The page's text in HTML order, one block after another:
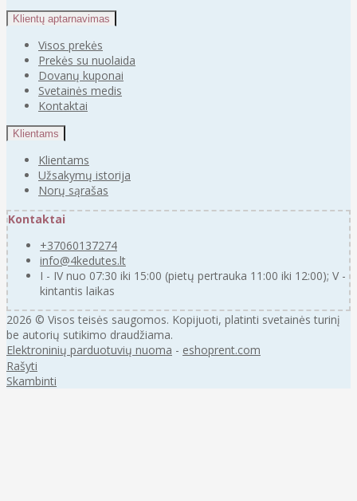
Klientų aptarnavimas
Visos prekės
Prekės su nuolaida
Dovanų kuponai
Svetainės medis
Kontaktai
Klientams
Klientams
Užsakymų istorija
Norų sąrašas
Kontaktai
+37060137274
info@4kedutes.lt
I - IV nuo 07:30 iki 15:00 (pietų pertrauka 11:00 iki 12:00); V -
kintantis laikas
2026 © Visos teisės saugomos. Kopijuoti, platinti svetainės turinį
be autorių sutikimo draudžiama.
Elektroninių parduotuvių nuoma - eshoprent.com
Rašyti
Skambinti